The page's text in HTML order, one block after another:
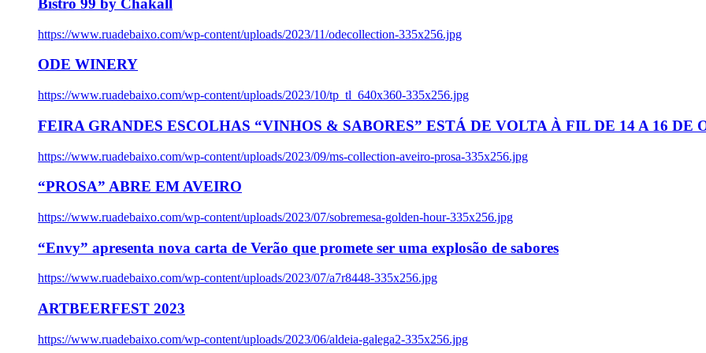
Bistro 99 by Chakall
https://www.ruadebaixo.com/wp-content/uploads/2023/11/odecollection-335x256.jpg
ODE WINERY
https://www.ruadebaixo.com/wp-content/uploads/2023/10/tp_tl_640x360-335x256.jpg
FEIRA GRANDES ESCOLHAS “VINHOS & SABORES” ESTÁ DE VOLTA À FIL DE 14 A 16 DE
https://www.ruadebaixo.com/wp-content/uploads/2023/09/ms-collection-aveiro-prosa-335x256.jpg
“PROSA” ABRE EM AVEIRO
https://www.ruadebaixo.com/wp-content/uploads/2023/07/sobremesa-golden-hour-335x256.jpg
“Envy” apresenta nova carta de Verão que promete ser uma explosão de sabores
https://www.ruadebaixo.com/wp-content/uploads/2023/07/a7r8448-335x256.jpg
ARTBEERFEST 2023
https://www.ruadebaixo.com/wp-content/uploads/2023/06/aldeia-galega2-335x256.jpg